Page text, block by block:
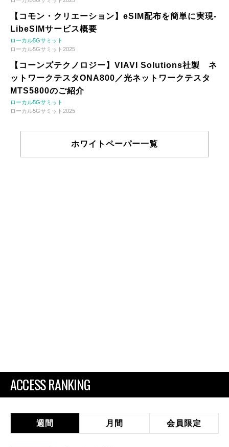
【コモン・クリエーション】eSIM配布を簡単に実現-
LibeSIMサービス概要
ローカル5Gサミット
ローカル5Gサミット2025
【コーンズテクノロジー】VIAVI Solutions社製 ネ
ットワークテスタONA800／光ネットワークテスタ
MTS5800のご紹介
ローカル5Gサミット
ローカル5Gサミット2025
ホワイトペーパー一覧
ACCESS RANKING
週間 月間 会員限定